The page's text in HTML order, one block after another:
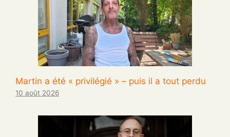
Martin a été « privilégié » – puis il a tout perdu
10 août 2026